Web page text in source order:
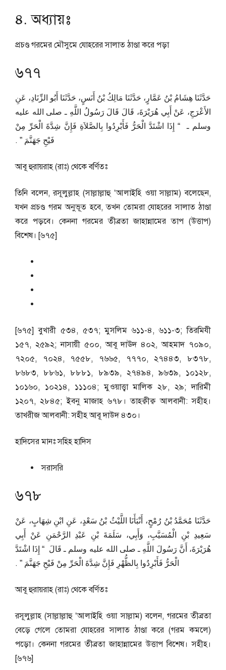
৪. অধ্যায়ঃ
প্রচণ্ড গরমের মৌসুমে যোহরের সালাত ঠাণ্ডা করে পড়া
৬৭৭
حَدَّثَنَا هِشَامُ بْنُ عَمَّارٍ، حَدَّثَنَا مَالِكُ بْنُ أَنَسٍ، حَدَّثَنَا أَبُو الزِّنَادِ، عَنِ
الأَعْرَجِ، عَنْ أَبِي هُرَيْرَةَ، قَالَ قَالَ رَسُولُ اللَّهِ ـ صلى الله عليه
وسلم ـ ‏ “‏ إِذَا اشْتَدَّ الْحَرُّ فَأَبْرِدُوا بِالصَّلاَةِ فَإِنَّ شِدَّةَ الْحَرِّ مِنْ
فَيْحِ جَهَنَّمَ ‏”‏ ‏.‏
আবূ হুরায়রাহ (রাঃ) থেকে বর্ণিতঃ
তিনি বলেন, রসূলুল্লাহ (সাল্লাল্লাহু ‘আলাইহি ওয়া সাল্লাম) বলেছেন,
যখন প্রচণ্ড গরম অনুভূত হবে, তখন তোমরা যোহরের সালাত ঠাণ্ডা
করে পড়বে। কেননা গরমের তীব্রতা জাহান্নামের তাপ (উত্তাপ)
বিশেষ। [৬৭৫]
[৬৭৫] বুখারী ৫৩৪, ৫৩৭; মুসলিম ৬১১-৪, ৬১১-৩; তিরমিযী
১৫৭, ২৫৯২; নাসায়ী ৫০০, আবূ দাঊদ ৪০২, আহমাদ ৭০৯০,
৭২০৫, ৭০২৪, ৭৫৫৮, ৭৬৬৫, ৭৭৭০, ২৭৪৪৩, ৮৩৭৮,
৮৬৮৩, ৮৮৬১, ৮৮৮১, ৮৯৩৯, ২৭৪৯৪, ৯৬৩৯, ১০১২৮,
১০১৬০, ১০২১৪, ১১১০৪; মুওয়াত্ত্বা মালিক ২৮, ২৯; দারিমী
১২০৭, ২৮৪৫; ইবনু মাজাহ ৬৭৮। তাহক্বীক্ব আলবানী: সহীহ।
তাখরীজ আলবানী: সহীহ আবূ দাউদ ৪৩০।
হাদিসের মানঃসহিহ হাদিস
সরাসরি
৬৭৮
حَدَّثَنَا مُحَمَّدُ بْنُ رُمْحٍ، أَنْبَأَنَا اللَّيْثُ بْنُ سَعْدٍ، عَنِ ابْنِ شِهَابٍ، عَنْ
سَعِيدِ بْنِ الْمُسَيَّبِ، وَأَبِي، سَلَمَةَ بْنِ عَبْدِ الرَّحْمَنِ عَنْ أَبِي
هُرَيْرَةَ، أَنَّ رَسُولَ اللَّهِ ـ صلى الله عليه وسلم ـ قَالَ ‏ “‏ إِذَا اشْتَدَّ
الْحَرُّ فَأَبْرِدُوا بِالظُّهْرِ فَإِنَّ شِدَّةَ الْحَرِّ مِنْ فَيْحِ جَهَنَّمَ ‏”‏ ‏.‏
আবূ হুরায়রাহ (রাঃ) থেকে বর্ণিতঃ
রসূলুল্লাহ (সাল্লাল্লাহু ‘আলাইহি ওয়া সাল্লাম) বলেন, গরমের তীব্রতা
বেড়ে গেলে তোমরা যোহরের সালাত ঠাণ্ডা করে (গরম কমলে)
পড়ো। কেননা গরমের তীব্রতা জাহান্নামের উত্তাপ বিশেষ। সহীহ।
[৬৭৬]